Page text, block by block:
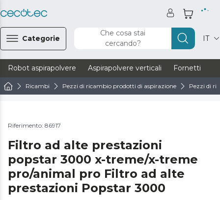
Categorie
Che cosa stai
cercando?
IT
Robot aspirapolvere Aspirapolvere verticali Fornetti
Ricambi Pezzi di ricambio prodotti di aspirazione Pezzi di
Riferimento: 86917
Filtro ad alte prestazioni
popstar 3000 x-treme/x-treme
pro/animal pro Filtro ad alte
prestazioni Popstar 3000